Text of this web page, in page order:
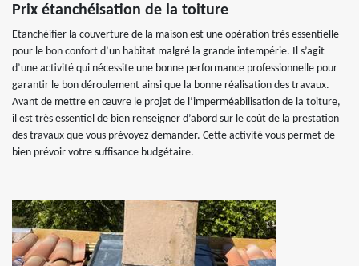
Prix étanchéisation de la toiture
Etanchéifier la couverture de la maison est une opération très essentielle
pour le bon confort d’un habitat malgré la grande intempérie. Il s’agit
d’une activité qui nécessite une bonne performance professionnelle pour
garantir le bon déroulement ainsi que la bonne réalisation des travaux.
Avant de mettre en œuvre le projet de l’imperméabilisation de la toiture,
il est très essentiel de bien renseigner d’abord sur le coût de la prestation
des travaux que vous prévoyez demander. Cette activité vous permet de
bien prévoir votre suffisance budgétaire.